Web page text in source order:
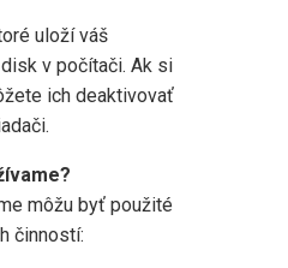
uloží váš
v počítači. Ak si
ich deaktivovať
môžu byť použité
činností: